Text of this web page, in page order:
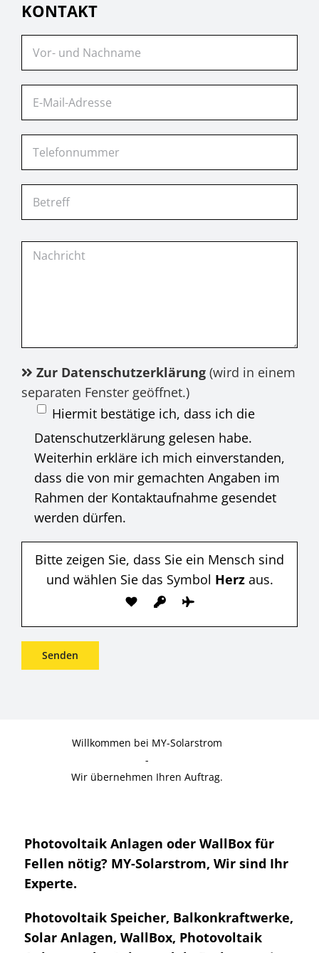
KONTAKT
Zur Datenschutzerklärung(wird in einem
separaten Fenster geöffnet.)
Hiermit bestätige ich, dass ich die
Datenschutzerklärung gelesen habe.
Weiterhin erkläre ich mich einverstanden,
dass die von mir gemachten Angaben im
Rahmen der Kontaktaufnahme gesendet
werden dürfen.
Bitte zeigen Sie, dass Sie ein Mensch sind
und wählen Sie das Symbol Herzaus.
Willkommen bei MY-Solarstrom
-
Wir übernehmen Ihren Auftrag.
Photovoltaik Anlagen oder WallBox für
Fellen nötig? MY-Solarstrom, Wir sind Ihr
Experte.
Photovoltaik Speicher, Balkonkraftwerke,
Solar Anlagen, WallBox, Photovoltaik